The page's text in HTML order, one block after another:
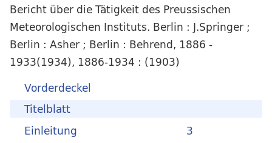
Bericht über die Tätigkeit des Preussischen
Meteorologischen Instituts. Berlin : J.Springer ;
Berlin : Asher ; Berlin : Behrend, 1886 -
1933(1934), 1886-1934 : (1903)
Vorderdeckel
Titelblatt
3
Einleitung